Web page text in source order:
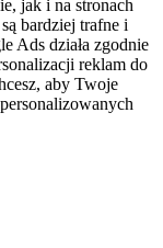
jak i na stronach
bardziej trafne i
Ads działa zgodnie
reklam do
aby Twoje